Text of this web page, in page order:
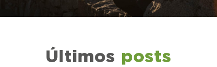
Últimos posts